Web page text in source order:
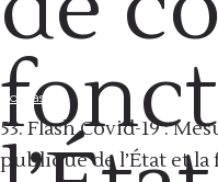
Podcast
53. Flash Covid-19 :
publique de l’État et